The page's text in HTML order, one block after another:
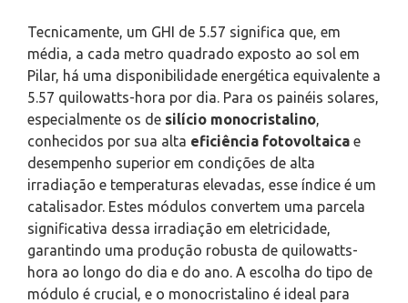
Tecnicamente, um GHI de 5.57 significa que, em
média, a cada metro quadrado exposto ao sol em
Pilar, há uma disponibilidade energética equivalente a
5.57 quilowatts-hora por dia. Para os painéis solares,
especialmente os de silício monocristalino
conhecidos por sua alta eficiência fotovoltaica e
desempenho superior em condições de alta
irradiação e temperaturas elevadas, esse índice é um
catalisador. Estes módulos convertem uma parcela
significativa dessa irradiação em eletricidade,
garantindo uma produção robusta de quilowatts-
hora ao longo do dia e do ano. A escolha do tipo de
módulo é crucial, e o monocristalino é ideal para